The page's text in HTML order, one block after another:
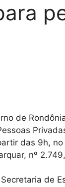
de
das 9h,
nº
de